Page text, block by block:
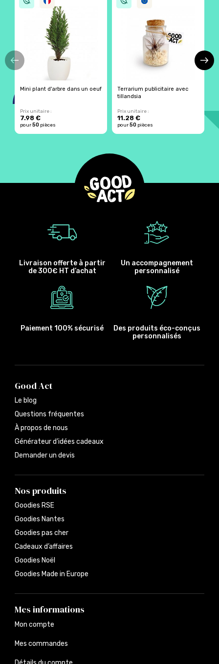
Mini plant d'arbre dans un oeuf
Prix unitaire :
7.98 €
pour50 pièces
Terrarium publicitaire avec
tillandsia
Prix unitaire :
11.28 €
pour50 pièces
Livraison offerte à partir
de 300€ HT d’achat
Un accompagnement
personnalisé
Paiement 100% sécurisé
Des produits éco-conçus
personnalisés
Good Act
Le blog
Questions fréquentes
À propos de nous
Générateur d’idées cadeaux
Demander un devis
Nos produits
Goodies RSE
Goodies Nantes
Goodies pas cher
Cadeaux d’affaires
Goodies Noël
Goodies Made in Europe
Mes informations
Mon compte
Mes commandes